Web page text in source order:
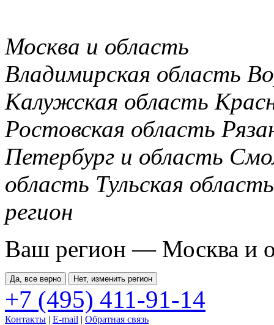
Москва и область
Владимирская область
Калужская область
Ростовская область
Петербург и область
область Тульская область
регион
Ваш регион — Москва и
Да, все верно Нет, изменить регион
+7 (495) 411-91-14
Контакты | E-mail | Обратная связь